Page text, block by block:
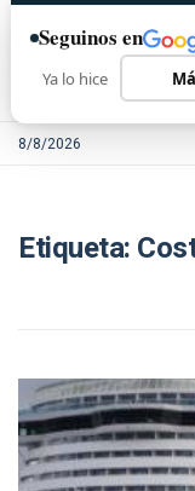
8/8/2026
Etiqueta:
Seguinos en
Ya lo hice